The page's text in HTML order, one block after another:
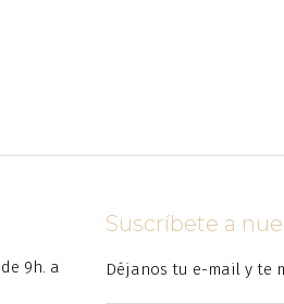
9h. a
Suscríbete a
Déjanos tu e-mail y te